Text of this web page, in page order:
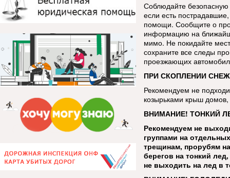
Соблюдайте
если есть
помощи. Сообщите о
информацию на
мимо. Не покидайте
сохраните все следы
проезжающих
ПРИ СКОПЛЕНИИ
Рекомендуем не
козырьками крыш домов,
ВНИМАНИЕ! ТОНКИЙ
Рекомендуем не
группами на
трещинам, прорубям
берегов на тонкий
не выходить на лед в